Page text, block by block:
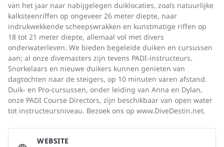
van het jaar naar nabijgelegen duiklocaties, zoals natuurlijke
kalksteenriffen op ongeveer 26 meter diepte, naar
indrukwekkende scheepswrakken en kunstmatige riffen op
18 tot 21 meter diepte, allemaal vol met divers
onderwaterleven. We bieden begeleide duiken en cursussen
aan; al onze divemasters zijn tevens PADI-instructeurs.
Snorkelaars en nieuwe duikers kunnen genieten van
dagtochten naar de steigers, op 10 minuten varen afstand.
Duik- en Pro-cursussen, onder leiding van Anna en Dylan,
onze PADI Course Directors, zijn beschikbaar van open water
tot instructeursniveau. Bezoek ons op www.DiveDestin.net.
WEBSITE